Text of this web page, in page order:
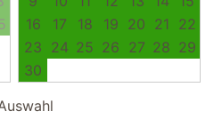
16
17 18 19 20 21
22
23 24 25 26 27 28 29
30